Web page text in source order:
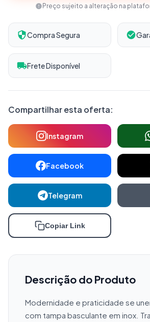
Preço sujeito a alteração na
Compra Segura
Frete Disponível
Compartilhar esta oferta:
Instagram
Facebook
Telegram
Copiar Link
Descrição do Produto
Modernidade e praticidade se
com tampa basculante em inox.